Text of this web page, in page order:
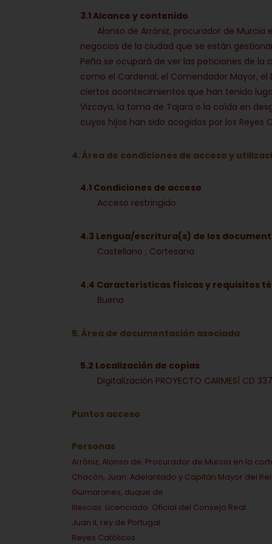
3.1 Alcance y contenido
Alonso de Arróniz, procurador de
negocios de la ciudad que se están
Peña se ocupará de ver las peticiones de
como el Cardenal, el Comendador Mayor,
ciertos acontecimientos que han tenido
Vizcaya, la toma de Tajara o la caída en
cuyos hijos han sido acogidos por los Reyes
4. Área de condiciones de acceso y
4.1 Condiciones de acceso
Acceso restringido
4.3 Lengua/escritura(s) de los
Castellano ; Cortesana
4.4 Características físicas y requisitos
Buena
5. Área de documentación asociada
5.2 Localización de copias
Digitalización PROYECTO CARMESÍ CD 337
Puntos acceso
Personas
Arróniz, Alonso de. Procurador de Murcia en la
Chacón, Juan. Adelantado y Capitán Mayor del
Guimaranes, duque de
Illescas. Licenciado. Oficial del Consejo Real
Juan II, rey de Portugal
Reyes Católicos